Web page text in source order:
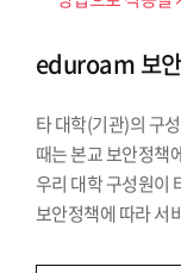
eduroam 보
타 대학(기관)의 구
때는 본교 보안정책
우리 대학 구성원이
보안정책에 따라 서